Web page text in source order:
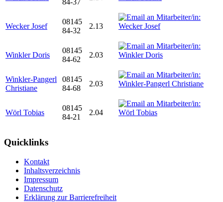
84-37
Wecker Josef
08145
84-32
2.13
Winkler Doris
08145
84-62
2.03
Winkler-Pangerl
Christiane
08145
84-68
2.03
Wörl Tobias
08145
84-21
2.04
Quicklinks
Kontakt
Inhaltsverzeichnis
Impressum
Datenschutz
Erklärung zur Barrierefreiheit